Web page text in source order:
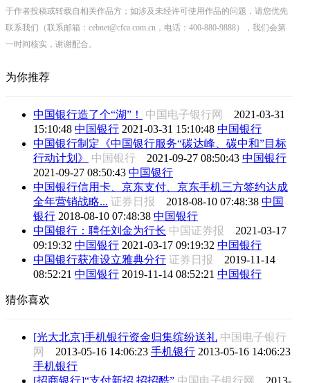
于作者投稿或转载自相关作品方；如涉及未经许可使用作品的问题，请您优先
联系我们（联系邮箱：cebnet@cfca.com.cn，电话：400-880-9888），我们会第
一时间核实，谢谢配合。
为你推荐
中国银行造了个“湖”！ 中国电子银行网 2021-03-31
15:10:48 中国银行 2021-03-31 15:10:48 中国银行
中国银行制定《中国银行服务“碳达峰、碳中和”目标
行动计划》
中国银行 2021-09-27 08:50:43 中国银行
2021-09-27 08:50:43 中国银行
中国银行信用卡、京东支付、京东手机三方签约达成
全年营销战略... 证券日报 2018-08-10 07:48:38 中国
银行 2018-08-10 07:48:38 中国银行
中国银行：聘任刘金为行长 中国证券报 2021-03-17
09:19:32 中国银行 2021-03-17 09:19:32 中国银行
中国银行获准设立雅典分行 证券日报 2019-11-14
08:52:21 中国银行 2019-11-14 08:52:21 中国银行
猜你喜欢
[光大北京]手机银行资金归集缤纷送礼 中国电子银行
网 2013-05-16 14:06:23 手机银行 2013-05-16 14:06:23
手机银行
[招商银行]“支付新招 招招酷” 中国电子银行网 2013-